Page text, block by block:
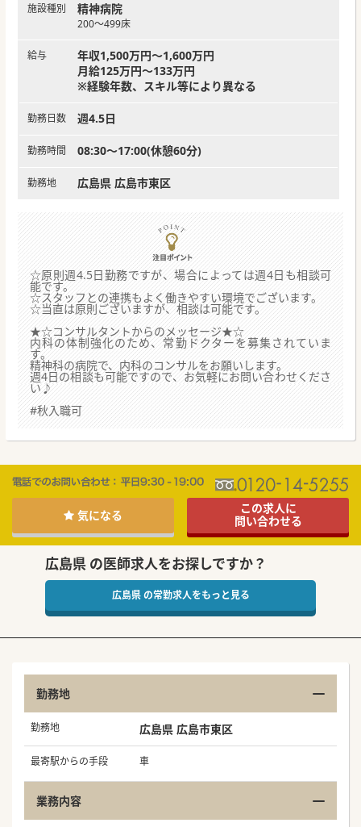
施設種別 精神病院
200～499床
給与
年収1,500万円～1,600万円
月給125万円～133万円
※経験年数、スキル等により異なる
勤務日数 週4.5日
勤務時間 08:30～17:00(休憩60分)
勤務地 広島県 広島市東区
☆原則週4.5日勤務ですが、場合によっては週4日も相談可
能です。
☆スタッフとの連携もよく働きやすい環境でございます。
☆当直は原則ございますが、相談は可能です。
★☆コンサルタントからのメッセージ★☆
内科の体制強化のため、常勤ドクターを募集されていま
す。
精神科の病院で、内科のコンサルをお願いします。
週4日の相談も可能ですので、お気軽にお問い合わせくださ
い♪
#秋入職可
気になる
この求人に
問い合わせる
広島県 の医師求人をお探しですか？
広島県 の常勤求人をもっと見る
勤務地
勤務地 広島県 広島市東区
最寄駅からの手段 車
業務内容